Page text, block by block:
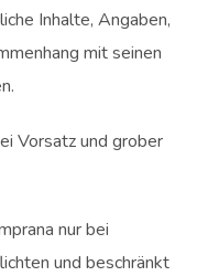
Inhalte, Angaben,
mit seinen
Vorsatz und grober
nur bei
und beschränkt